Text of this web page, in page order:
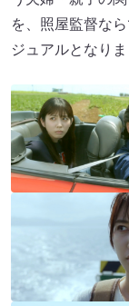
を、照屋監督な
ジュアルとなりま